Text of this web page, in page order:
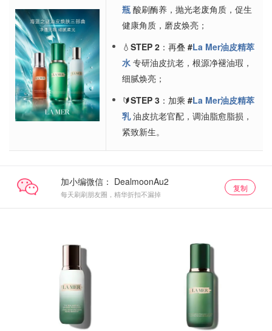
瓶 酸刷酶养，抛光老废角质，促生
健康角质，磨皮焕亮；
💧 STEP 2 ：再叠 #La Mer油皮精萃
水 专研油皮抗老，根源净褪油瑕，
细腻焕亮；
🔰STEP 3 ：加乘 #La Mer油皮精萃
乳油皮抗老官配，调油脂愈脂损，
紧致新生。
加小编微信：
每天刷刷朋友圈，精华折扣不漏掉
复制